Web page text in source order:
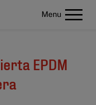
Menu
EPDM